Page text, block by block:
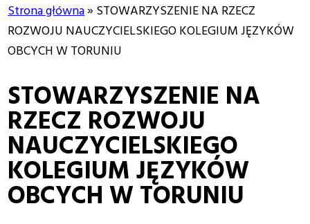
Ścieżka
nawigacyjna
Strona główna
STOWARZYSZENIE NA RZECZ
ROZWOJU NAUCZYCIELSKIEGO KOLEGIUM JĘZYKÓW
OBCYCH W TORUNIU
STOWARZYSZENIE NA
RZECZ ROZWOJU
NAUCZYCIELSKIEGO
KOLEGIUM JĘZYKÓW
OBCYCH W TORUNIU